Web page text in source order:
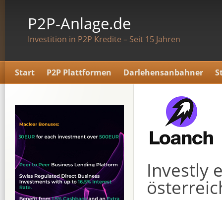
P2P-Anlage.de
Investition in P2P Kredite – Seit 15 Jahren
Start P2P Plattformen Darlehensanbahner
Investly